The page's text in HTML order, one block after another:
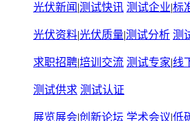
光伏新闻 |测试快讯 测试企业|标
光伏资料|光伏质量|测试分析 测
求职招聘|培训交流 测试专家|线
测试供求 测试认证
展览展会|创新论坛 学术会议|低